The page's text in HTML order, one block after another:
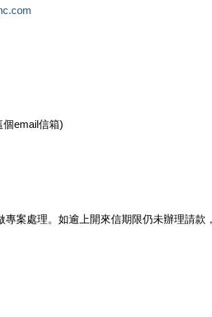
email信箱)
案處理。如逾上開來信期限仍未辦理請款